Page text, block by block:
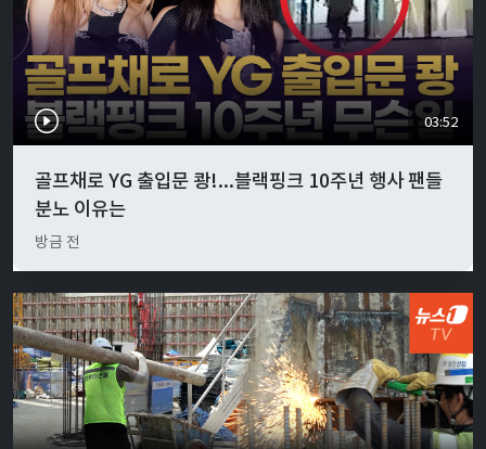
03:52
골프채로 YG 출입문 쾅!...블랙핑크 10주년 행사 팬들
분노 이유는
방금 전